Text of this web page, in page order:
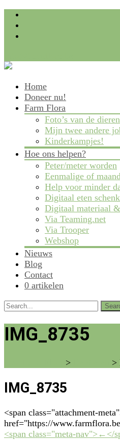
Skip
content
Home
Doneer nu!
Farm Flora
Foto’s van de dieren
Mijn twee andere
Kinderkampjes!
Hoe ons helpen?
Peter/meter worden
Eenmalige of
Help voor minder
Digitaal eten
Digitaal materiaal
Via Teaming.net
Via Trooper
Webshop
Nieuws
Blog
Contact
0 artikelen
Search
IMG_8735
> >
IMG_8735
<span class="attachment-
href="https://
<span class="meta-nav">←</